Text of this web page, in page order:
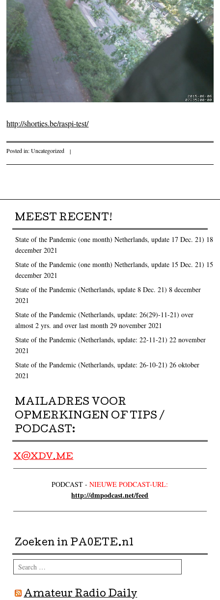
http://shorties.be/raspi-test/
Posted in:Uncategorized |
MEEST RECENT!
State of the Pandemic (one month) Netherlands, update 17 Dec. 21) 18
december 2021
State of the Pandemic (one month) Netherlands, update 15 Dec. 21) 15
december 2021
State of the Pandemic (Netherlands, update 8 Dec. 21) 8 december
2021
State of the Pandemic (Netherlands, update: 26(29)-11-21) over
almost 2 yrs. and over last month 29 november 2021
State of the Pandemic (Netherlands, update: 22-11-21) 22 november
2021
State of the Pandemic (Netherlands, update: 26-10-21) 26 oktober
2021
MAILADRES VOOR
OPMERKINGEN OF TIPS /
PODCAST:
X@XDV.ME
PODCAST -NIEUWE PODCAST-URL:
http://dmpodcast.net/feed
Zoeken in PA0ETE.nl
Search
Amateur Radio Daily